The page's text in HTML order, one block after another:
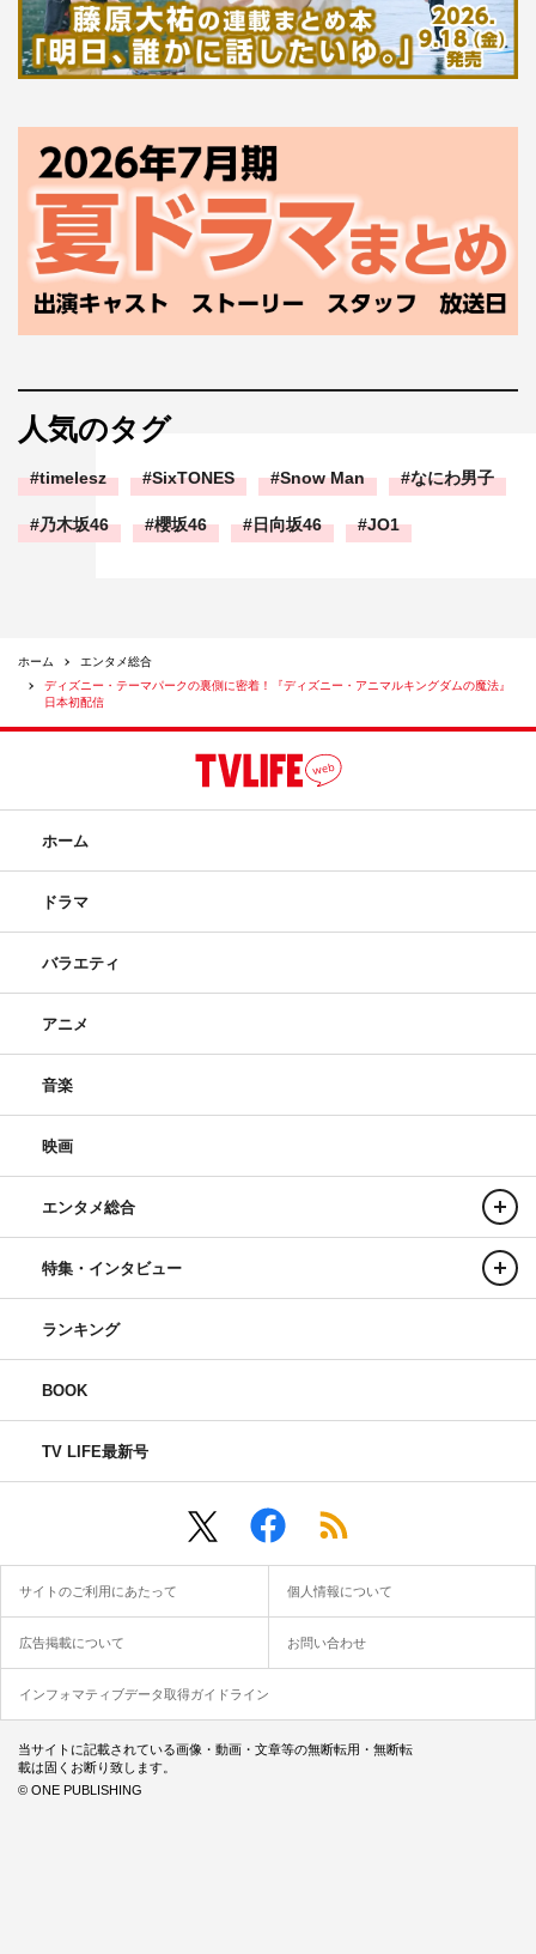
人気のタグ
timelesz SixTONES Snow Man なにわ男子
乃木坂46 櫻坂46 日向坂46 JO1
ホーム
エンタメ総合
ディズニー・テーマパークの裏側に密着！『ディズニー・アニマルキングダムの魔法』
日本初配信
ホーム
ドラマ
バラエティ
アニメ
音楽
映画
エンタメ総合
特集・インタビュー
ランキング
BOOK
TV LIFE最新号
サイトのご利用にあたって 個人情報について
広告掲載について お問い合わせ
インフォマティブデータ取得ガイドライン
当サイトに記載されている画像・動画・文章等の無断転用・無断転
載は固くお断り致します。
© ONE PUBLISHING